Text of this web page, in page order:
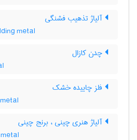
آلیاژ تذهیب فشنگی
metal
چدن کازال
فلز چاییده خشک
آلیاژ هنری چینی ، برنج چینی